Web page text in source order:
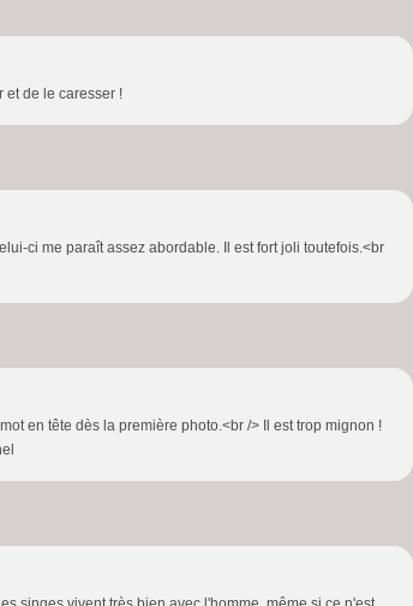
et de le caresser !
ci me paraît assez abordable. Il est fort joli toutefois.<br
en tête dès la première photo.<br /> Il est trop mignon !